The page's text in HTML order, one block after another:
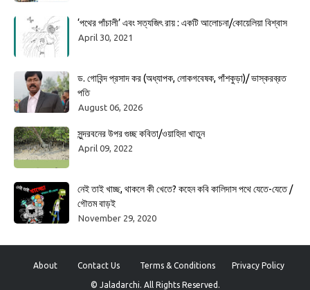
‘পথের পাঁচালী’ এবং সত্যজিৎ রায় : একটি আলোচনা/কোয়েলিয়া বিশ্বাস
April 30, 2021
ড. গোবিন্দ প্রসাদ কর (অধ্যাপক, লোকগবেষক, পাঁশকুড়া)/ ভাস্করব্রত
পতি
August 06, 2026
সুন্দরবনের উপর গুচ্ছ কবিতা/ওয়াহিদা খাতুন
April 09, 2022
নেই তাই খাচ্ছ, থাকলে কী খেতে? কহেন কবি কালিদাস পথে যেতে-যেতে /
গৌতম বাড়ই
November 29, 2020
About Contact Us Terms & Conditions Privacy Policy
© Jaladarchi. All Rights Reserved.